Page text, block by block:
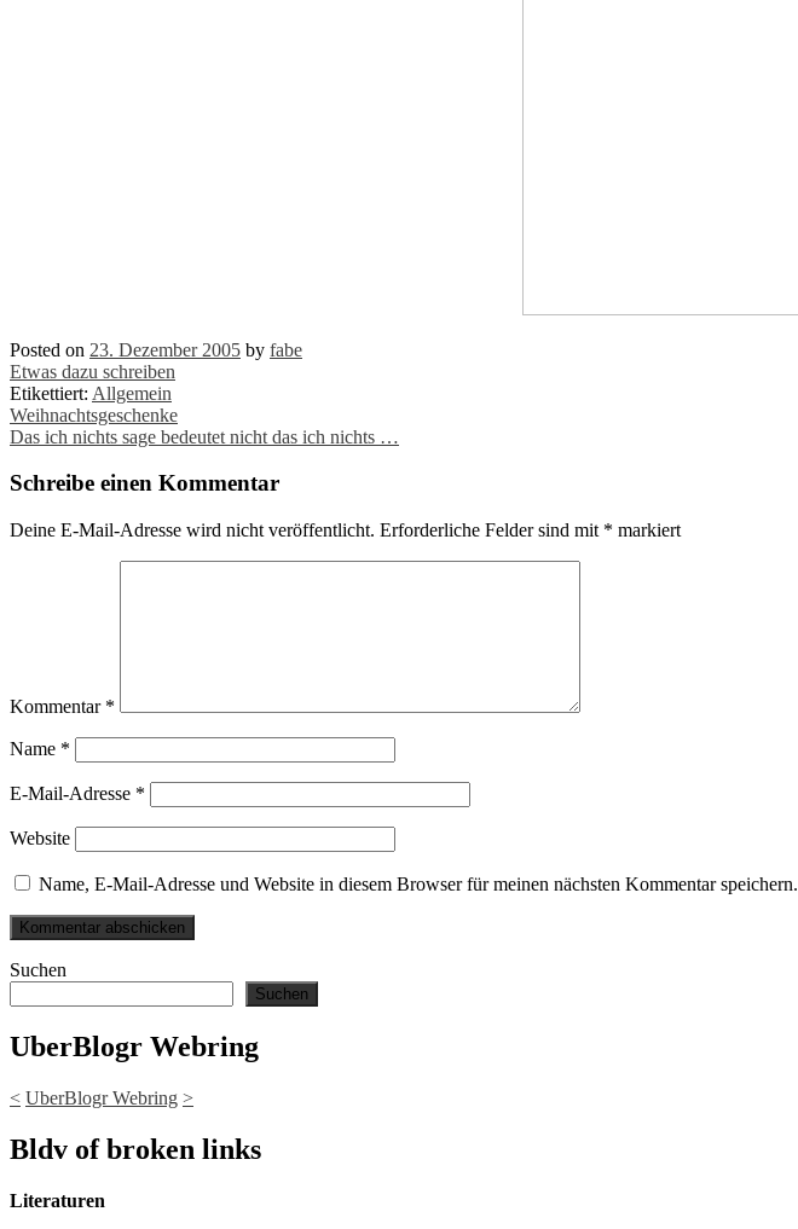
Posted on 23. Dezember 2005 by fabe
Etwas dazu schreiben
Etikettiert: Allgemein
Post
navigation
Weihnachtsgeschenke
Das ich nichts sage bedeutet nicht das ich nichts …
Schreibe einen Kommentar
Deine E-Mail-Adresse wird nicht veröffentlicht. Erforderliche Felder sind mit * markiert
Kommentar *
Name *
E-Mail-Adresse *
Website
Name, E-Mail-Adresse und Website in diesem Browser für meinen nächsten Kommentar speichern.
Suchen
Suchen
UberBlogr Webring
< UberBlogr Webring >
Bldv of broken links
Literaturen